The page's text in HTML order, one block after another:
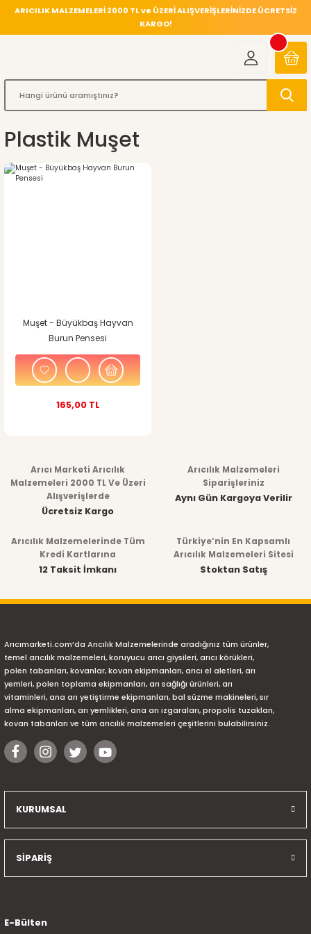
ARICILIK MALZEMELERİ 2000 TL ve ÜZERİ ALIŞVERİŞLERİNİZDE ÜCRETSİZ
KARGO!
Plastik Muşet
Muşet - Büyükbaş Hayvan
Burun Pensesi
165,00 TL
Arıcı Marketi Arıcılık
Malzemeleri 2000 TL Ve Üzeri
Alışverişlerde
Ücretsiz Kargo
Arıcılık Malzemeleri
Siparişleriniz
Aynı Gün Kargoya Verilir
Arıcılık Malzemelerinde Tüm
Kredi Kartlarına
12 Taksit İmkanı
Türkiye’nin En Kapsamlı
Arıcılık Malzemeleri Sitesi
Stoktan Satış
Arıcımarketi.com’da Arıcılık Malzemelerinde aradığınız tüm ürünler,
temel arıcılık malzemeleri, koruyucu arıcı giysileri, arıcı körükleri,
polen tabanları, kovanlar, kovan ekipmanları, arıcı el aletleri, arı
yemleri, polen toplama ekipmanları, arı sağlığı ürünleri, arı
vitaminleri, ana arı yetiştirme ekipmanları, bal süzme makineleri, sır
alma ekipmanları, arı yemlikleri, ana arı ızgaraları, propolis tuzakları,
kovan tabanları ve tüm arıcılık malzemeleri çeşitlerini bulabilirsiniz.
KURUMSAL
SİPARİŞ
E-Bülten